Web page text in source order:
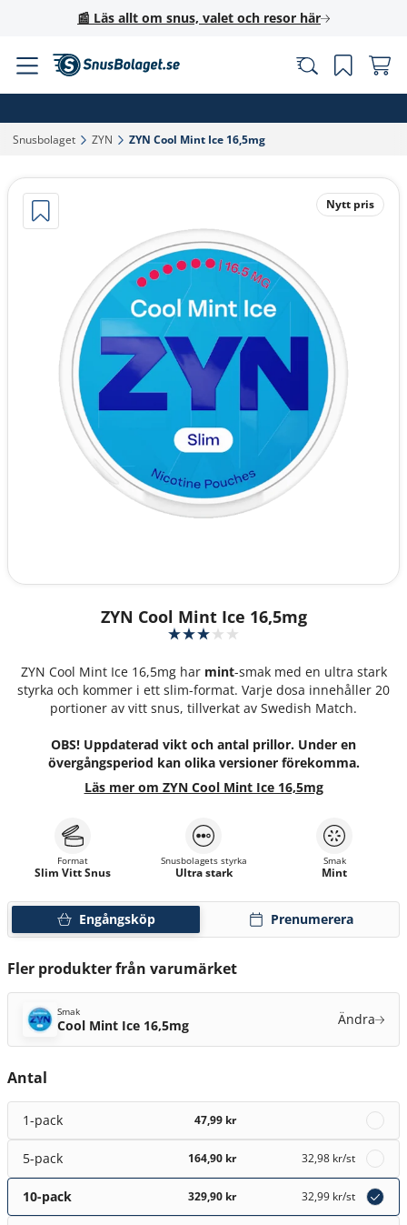
📰 Läs allt om snus, valet och resor här
Snusbolaget‎ ZYN‎ ZYN Cool Mint Ice 16,5mg‎
Nytt pris
ZYN Cool Mint Ice 16,5mg
ZYN Cool Mint Ice 16,5mg har mint-smak med en ultra stark
styrka och kommer i ett slim-format. Varje dosa innehåller 20
portioner av vitt snus, tillverkat av Swedish Match.
OBS! Uppdaterad vikt och antal prillor. Under en
övergångsperiod kan olika versioner förekomma.
Läs mer om ZYN Cool Mint Ice 16,5mg
Engångsköp Prenumerera
Format
Slim Vitt Snus
Snusbolagets styrka
Ultra stark
Smak
Mint
Fler produkter från varumärket
Smak
Cool Mint Ice 16,5mg Ändra
Antal
1-pack 47,99 kr
5-pack 164,90 kr 32,98 kr/st
10-pack 329,90 kr 32,99 kr/st